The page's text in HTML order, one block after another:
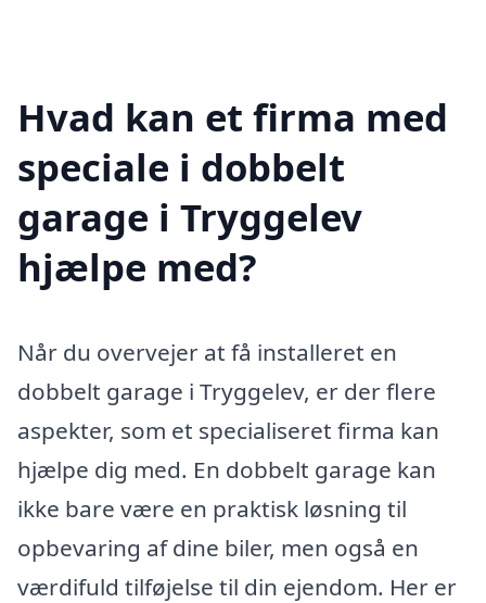
Hvad kan et firma med
speciale i dobbelt
garage i Tryggelev
hjælpe med?
Når du overvejer at få installeret en
dobbelt garage i Tryggelev, er der flere
aspekter, som et specialiseret firma kan
hjælpe dig med. En dobbelt garage kan
ikke bare være en praktisk løsning til
opbevaring af dine biler, men også en
værdifuld tilføjelse til din ejendom. Her er